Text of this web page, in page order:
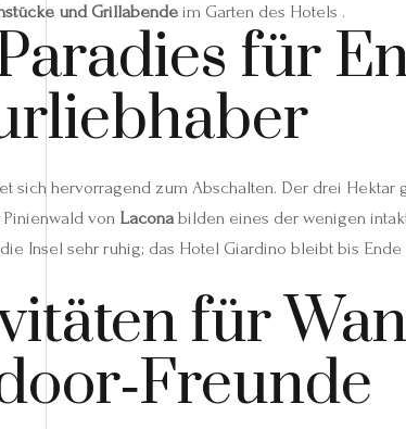
und Grillabende im Garten des Hotels .
für
sich hervorragend zum Abschalten. Der drei Hektar
von Laconabilden eines der wenigen
Insel sehr ruhig; das Hotel Giardino bleibt bis
für